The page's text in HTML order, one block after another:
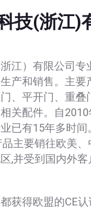
技(浙江)
江）有限公司专
产和销售。主要
、平开门、重叠
关配件。自2010
已有15年多时间
主要销往欧美、
,并受到国内外
获得欧盟的CE认